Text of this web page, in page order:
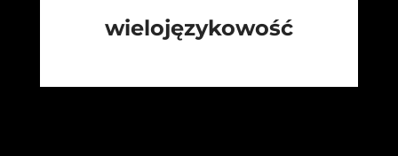
wielojęzykowość